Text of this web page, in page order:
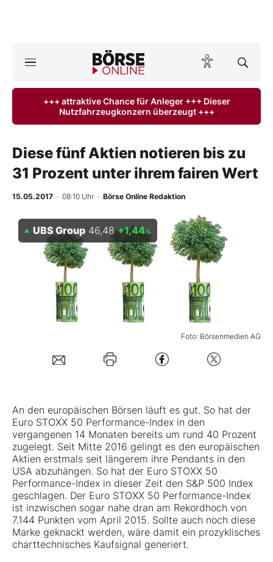
ktuelle Ausgabe BÖRSE ONLINE lesen
Anlageprodukte
Finanz-Check
BO-Musterdepots
Experten
Mein B:O
Kontakt
+++ attraktive Chance für Anleger +++ Dieser
Nutzfahrzeugkonzern überzeugt +++
Diese fünf Aktien notieren bis zu
31 Prozent unter ihrem fairen Wert
15.05.2017 · 08:10 Uhr · Börse Online Redaktion
Foto: Börsenmedien AG
UBS Group 46,48 +1,44%
An den europäischen Börsen läuft es gut. So hat der
Euro STOXX 50 Performance-Index in den
vergangenen 14 Monaten bereits um rund 40 Prozent
zugelegt. Seit Mitte 2016 gelingt es den europäischen
Aktien erstmals seit längerem ihre Pendants in den
USA abzuhängen. So hat der Euro STOXX 50
Performance-Index in dieser Zeit den S&P 500 Index
geschlagen. Der Euro STOXX 50 Performance-Index
ist inzwischen sogar nahe dran am Rekordhoch von
7.144 Punkten vom April 2015. Sollte auch noch diese
Marke geknackt werden, wäre damit ein prozyklisches
charttechnisches Kaufsignal generiert.